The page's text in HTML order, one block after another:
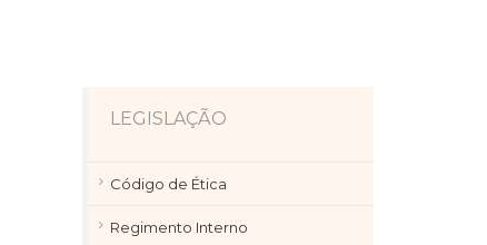
LEGISLAÇÃO
Código de Ética
Regimento Interno